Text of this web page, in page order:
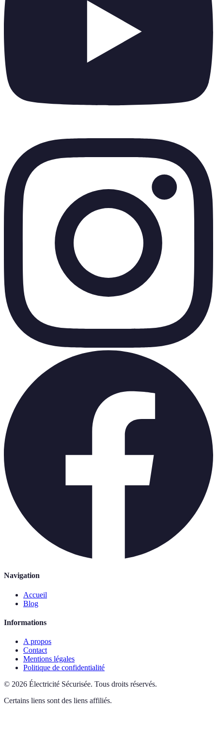
Navigation
Accueil
Blog
Informations
A propos
Contact
Mentions légales
Politique de confidentialité
© 2026 Électricité Sécurisée. Tous droits réservés.
Certains liens sont des liens affiliés.